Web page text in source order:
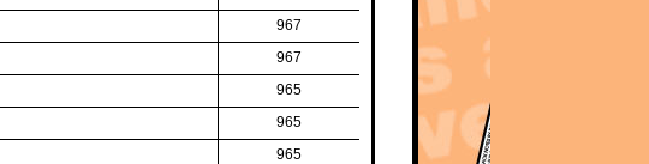
967
967
965
965
965